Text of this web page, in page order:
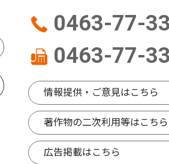
0463-77-
0463-77-
情報提供・ご意見はこちら
著作物の二次利用等はこちら
広告掲載はこちら